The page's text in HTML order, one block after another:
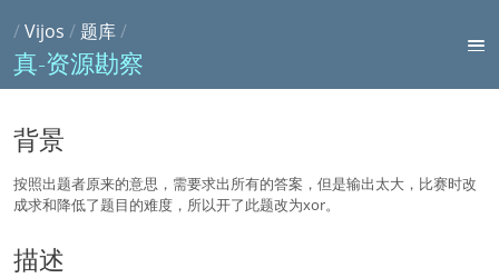
/Vijos / 题库/
真-资源勘察
背景
按照出题者原来的意思，需要求出所有的答案，但是输出太大，比赛时改
成求和降低了题目的难度，所以开了此题改为xor。
描述